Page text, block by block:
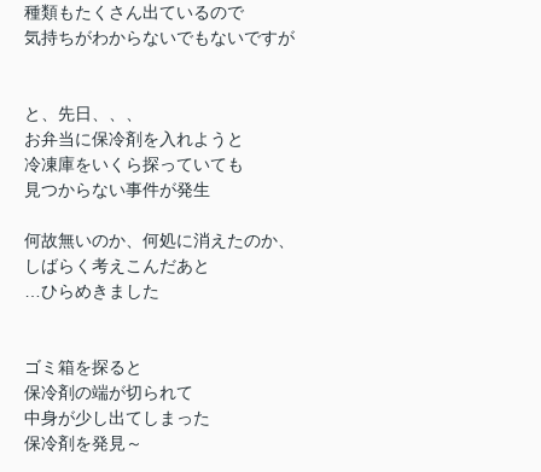
種類もたくさん出ているので
気持ちがわからないでもないですが
と、先日、、、
お弁当に保冷剤を入れようと
冷凍庫をいくら探っていても
見つからない事件が発生
何故無いのか、何処に消えたのか、
しばらく考えこんだあと
…ひらめきました
ゴミ箱を探ると
保冷剤の端が切られて
中身が少し出てしまった
保冷剤を発見～